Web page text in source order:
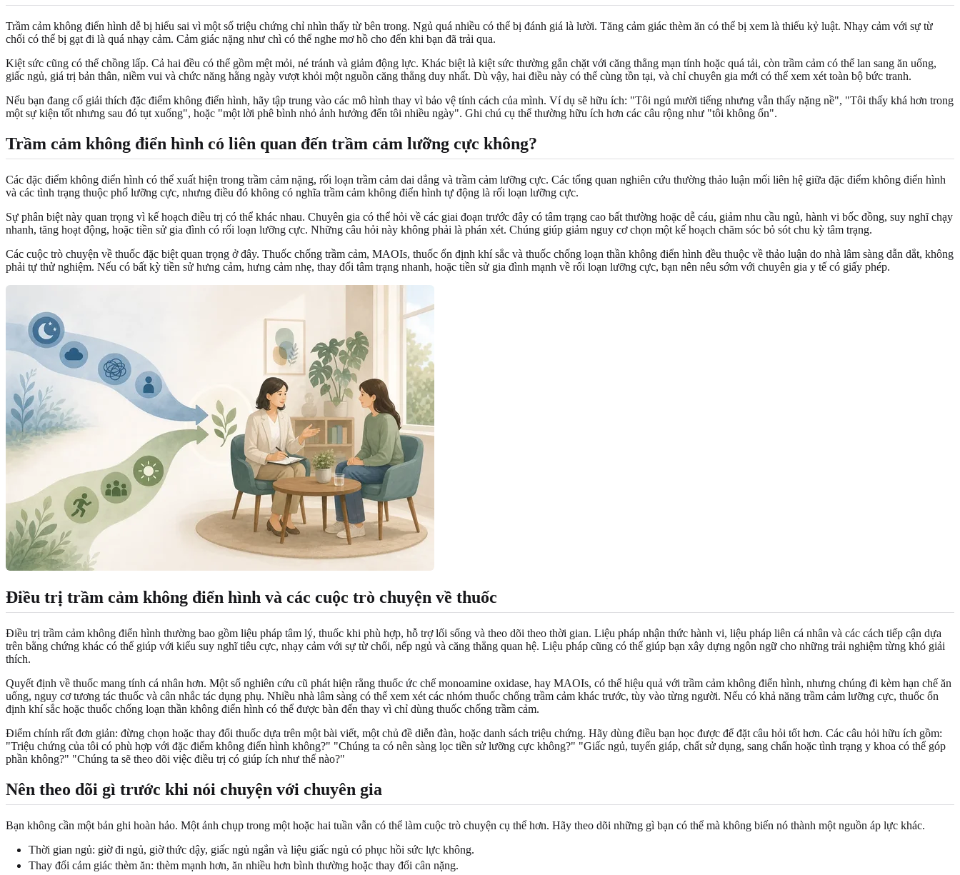
Trầm cảm không điển hình dễ bị hiểu sai vì một số triệu chứng chỉ nhìn thấy từ bên trong. Ngủ quá nhiều có thể bị đánh giá là lười. Tăng cảm giác thèm ăn có thể bị xem là thiếu kỷ luật. Nhạy cảm với sự từ
chối có thể bị gạt đi là quá nhạy cảm. Cảm giác nặng như chì có thể nghe mơ hồ cho đến khi bạn đã trải qua.
Kiệt sức cũng có thể chồng lấp. Cả hai đều có thể gồm mệt mỏi, né tránh và giảm động lực. Khác biệt là kiệt sức thường gắn chặt với căng thẳng mạn tính hoặc quá tải, còn trầm cảm có thể lan sang ăn uống,
giấc ngủ, giá trị bản thân, niềm vui và chức năng hằng ngày vượt khỏi một nguồn căng thẳng duy nhất. Dù vậy, hai điều này có thể cùng tồn tại, và chỉ chuyên gia mới có thể xem xét toàn bộ bức tranh.
Nếu bạn đang cố giải thích đặc điểm không điển hình, hãy tập trung vào các mô hình thay vì bảo vệ tính cách của mình. Ví dụ sẽ hữu ích: "Tôi ngủ mười tiếng nhưng vẫn thấy nặng nề", "Tôi thấy khá hơn trong
một sự kiện tốt nhưng sau đó tụt xuống", hoặc "một lời phê bình nhỏ ảnh hưởng đến tôi nhiều ngày". Ghi chú cụ thể thường hữu ích hơn các câu rộng như "tôi không ổn".
Trầm cảm không điển hình có liên quan đến trầm cảm lưỡng cực không?
Các đặc điểm không điển hình có thể xuất hiện trong trầm cảm nặng, rối loạn trầm cảm dai dẳng và trầm cảm lưỡng cực. Các tổng quan nghiên cứu thường thảo luận mối liên hệ giữa đặc điểm không điển hình
và các tình trạng thuộc phổ lưỡng cực, nhưng điều đó không có nghĩa trầm cảm không điển hình tự động là rối loạn lưỡng cực.
Sự phân biệt này quan trọng vì kế hoạch điều trị có thể khác nhau. Chuyên gia có thể hỏi về các giai đoạn trước đây có tâm trạng cao bất thường hoặc dễ cáu, giảm nhu cầu ngủ, hành vi bốc đồng, suy nghĩ chạy
nhanh, tăng hoạt động, hoặc tiền sử gia đình có rối loạn lưỡng cực. Những câu hỏi này không phải là phán xét. Chúng giúp giảm nguy cơ chọn một kế hoạch chăm sóc bỏ sót chu kỳ tâm trạng.
Các cuộc trò chuyện về thuốc đặc biệt quan trọng ở đây. Thuốc chống trầm cảm, MAOIs, thuốc ổn định khí sắc và thuốc chống loạn thần không điển hình đều thuộc về thảo luận do nhà lâm sàng dẫn dắt, không
phải tự thử nghiệm. Nếu có bất kỳ tiền sử hưng cảm, hưng cảm nhẹ, thay đổi tâm trạng nhanh, hoặc tiền sử gia đình mạnh về rối loạn lưỡng cực, bạn nên nêu sớm với chuyên gia y tế có giấy phép.
Điều trị trầm cảm không điển hình và các cuộc trò chuyện về thuốc
Điều trị trầm cảm không điển hình thường bao gồm liệu pháp tâm lý, thuốc khi phù hợp, hỗ trợ lối sống và theo dõi theo thời gian. Liệu pháp nhận thức hành vi, liệu pháp liên cá nhân và các cách tiếp cận dựa
trên bằng chứng khác có thể giúp với kiểu suy nghĩ tiêu cực, nhạy cảm với sự từ chối, nếp ngủ và căng thẳng quan hệ. Liệu pháp cũng có thể giúp bạn xây dựng ngôn ngữ cho những trải nghiệm từng khó giải
thích.
Quyết định về thuốc mang tính cá nhân hơn. Một số nghiên cứu cũ phát hiện rằng thuốc ức chế monoamine oxidase, hay MAOIs, có thể hiệu quả với trầm cảm không điển hình, nhưng chúng đi kèm hạn chế ăn
uống, nguy cơ tương tác thuốc và cân nhắc tác dụng phụ. Nhiều nhà lâm sàng có thể xem xét các nhóm thuốc chống trầm cảm khác trước, tùy vào từng người. Nếu có khả năng trầm cảm lưỡng cực, thuốc ổn
định khí sắc hoặc thuốc chống loạn thần không điển hình có thể được bàn đến thay vì chỉ dùng thuốc chống trầm cảm.
Điểm chính rất đơn giản: đừng chọn hoặc thay đổi thuốc dựa trên một bài viết, một chủ đề diễn đàn, hoặc danh sách triệu chứng. Hãy dùng điều bạn học được để đặt câu hỏi tốt hơn. Các câu hỏi hữu ích gồm:
"Triệu chứng của tôi có phù hợp với đặc điểm không điển hình không?" "Chúng ta có nên sàng lọc tiền sử lưỡng cực không?" "Giấc ngủ, tuyến giáp, chất sử dụng, sang chấn hoặc tình trạng y khoa có thể góp
phần không?" "Chúng ta sẽ theo dõi việc điều trị có giúp ích như thế nào?"
Nên theo dõi gì trước khi nói chuyện với chuyên gia
Bạn không cần một bản ghi hoàn hảo. Một ảnh chụp trong một hoặc hai tuần vẫn có thể làm cuộc trò chuyện cụ thể hơn. Hãy theo dõi những gì bạn có thể mà không biến nó thành một nguồn áp lực khác.
Thời gian ngủ: giờ đi ngủ, giờ thức dậy, giấc ngủ ngắn và liệu giấc ngủ có phục hồi sức lực không.
Thay đổi cảm giác thèm ăn: thèm mạnh hơn, ăn nhiều hơn bình thường hoặc thay đổi cân nặng.